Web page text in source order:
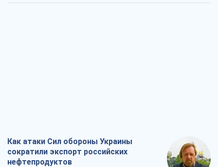
Как атаки Сил обороны Украины
сократили экспорт российских
нефтепродуктов